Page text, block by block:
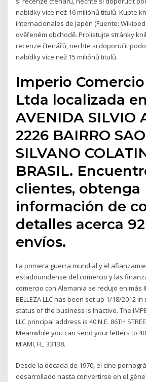
nabídky více než 16 miliónů titulů. Kupte
internacionales de Japón (Fuente:
ověřeném obchodě. Prolistujte stránky
recenze čtenářů, nechte si doporučit
nabídky více než 15 miliónů titulů.
Imperio
Ltda localizada en
AVENIDA SILVIO
2226 BAIRRO SAO
SILVANO
BRASIL.
clientes, obtenga
información de
detalles acerca
envíos.
La primera guerra mundial y el
estadounidense del comercio y las
comercio con Alemania se redujo en más
BELLEZA LLC has been set up 1/18/2012
status of the business is Inactive. The
LLC principal address is 40 N.E. 86TH
Meanwhile you can send your letters to 40
MIAMI, FL, 33138.
Desde la década de 1970, el cine
desarrollado hasta convertirse en el